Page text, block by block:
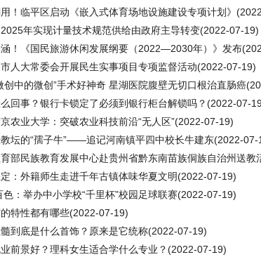
！临平区启动《嵌入式体育场地设施建设专项计划》
年实现计量技术规范供给由政府主导转变(2022-07-19)
！《国民旅游休闲发展纲要（2022—2030年）》发布
市人大常委会开展民生实事项目专项监督活动(2022-07-19)
创中的微创”手术好神奇 星湖医院腹壁无切口根治直肠癌
回事？银行卡锁定了必须到银行柜台解锁吗？(2022-07-
农业大学：突破农业科技前沿“无人区”(2022-07-19)
教坛的“孺子牛”——追记河南镇平四中校长牛建东(2022-07-
部民族教育发展中心赴贵州省黔东南苗族侗族自治州送教
：外籍师生走进千年古镇体味华夏文明(2022-07-19)
：举办中小学校“千里杯”校园足球联赛(2022-07-19)
特性都有哪些(2022-07-19)
到底是什么首饰？原来是它统称(2022-07-19)
前景好？理科女生适合学什么专业？(2022-07-19)